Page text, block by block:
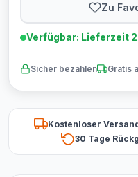
Zu
Verfügbar: Lieferzeit
Sicher bezahlen Gratis
Kostenloser
30 Tage